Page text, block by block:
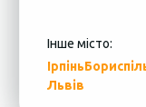
Інше місто:
Ірпінь
Львів
Фотографії
Volkswagen LT